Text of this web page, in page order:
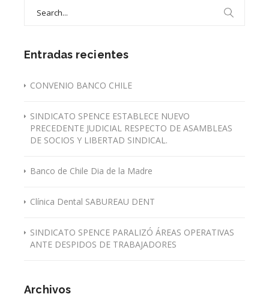
Entradas recientes
CONVENIO BANCO CHILE
SINDICATO SPENCE ESTABLECE NUEVO
PRECEDENTE JUDICIAL RESPECTO DE ASAMBLEAS
DE SOCIOS Y LIBERTAD SINDICAL.
Banco de Chile Dia de la Madre
Clínica Dental SABUREAU DENT
SINDICATO SPENCE PARALIZÓ ÁREAS OPERATIVAS
ANTE DESPIDOS DE TRABAJADORES
Archivos